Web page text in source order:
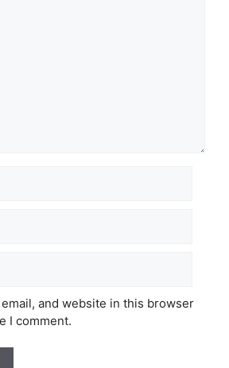
email, and website in this browser
I comment.